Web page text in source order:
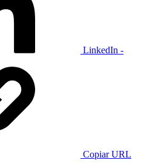
LinkedIn -
Copiar URL